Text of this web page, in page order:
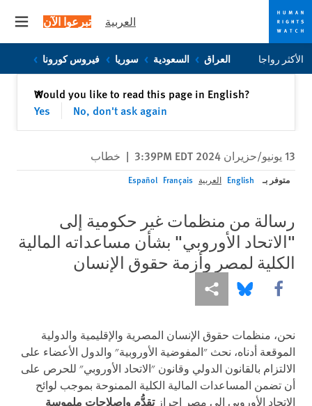
Skip
to
Skip
to
العربية تبرعوا الآن
الأكثر رواجا العراق السعودية سوريا فيروس كورونا
Would you like to read this page in English?
Yes
No, don't ask again
✕إغلاق
13 يونيو/حزيران 2024 3:39PM EDT | خطاب
متوفر بـ English العربية Français
Español
رسالة من منظمات غير حكومية إلى
"الاتحاد الأوروبي" بشأن مساعداته المالية
الكلية لمصر وأزمة حقوق الإنسان
Share this via Facebook
Share this via Bluesky
Share this via مشاركة
نحن، منظمات حقوق الإنسان المصرية والإقليمية والدولية
الموقعة أدناه، نحث "المفوضية الأوروبية" والدول الأعضاء على
الالتزام بالقانون الدولي وقانون "الاتحاد الأوروبي" للحرص على
أن تضمن المساعدات المالية الكلية الممنوحة بموجب لوائح
الاتحاد الأوروبي إلى مصر إحرازتقدُّم وإصلاحات ملموسة